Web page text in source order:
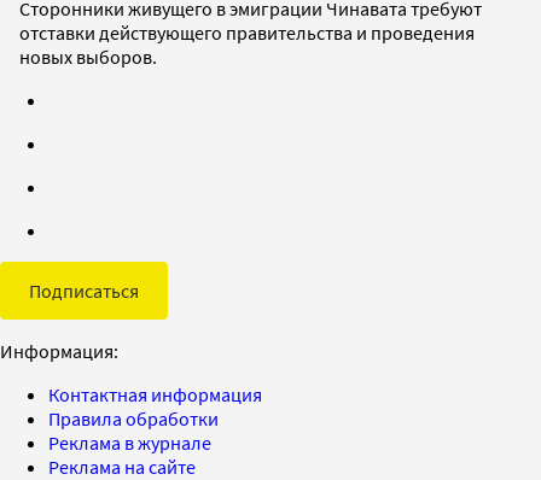
Сторонники живущего в эмиграции Чинавата требуют
отставки действующего правительства и проведения
новых выборов.
Подписаться
Информация:
Контактная информация
Правила обработки
Реклама в журнале
Реклама на сайте